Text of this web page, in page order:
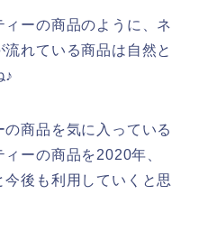
ーの商品のように、ネ
れている商品は自然と
♪
商品を気に入っている
ーの商品を2020年、
後も利用していくと思